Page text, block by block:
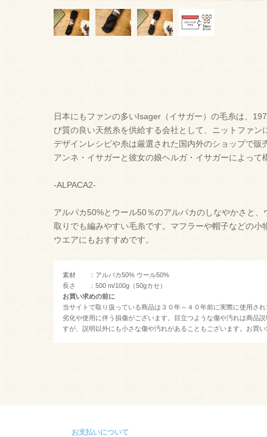
日本にもファンの多いIsager（イサガー）の毛糸は、
び質の良い天然糸を供給する会社として、ニットファン
デザインレシピや糸は厳選された国内外のショップで
アンネ・イサガーと彼女の娘ヘルガ・イサガーによって
-ALPACA2-
アルパカ50%とウール50％のアルパカのしなやかさと
取りでも編みやすい毛糸です。マフラーや帽子などの
ウエアにもおすすめです。
素材 ：アルパカ50% ウール50%
長さ ：500 m/100g（50gカセ）
お買い求めの前に
当サイトで取り扱っている商品は３０年～４０年前に実際に使用さ
劣化や使用に伴う損傷がございます。目立つような傷や汚れは商品
すが、説明以外にも小さな傷や汚れがあることもございます。お買
お支払いについて